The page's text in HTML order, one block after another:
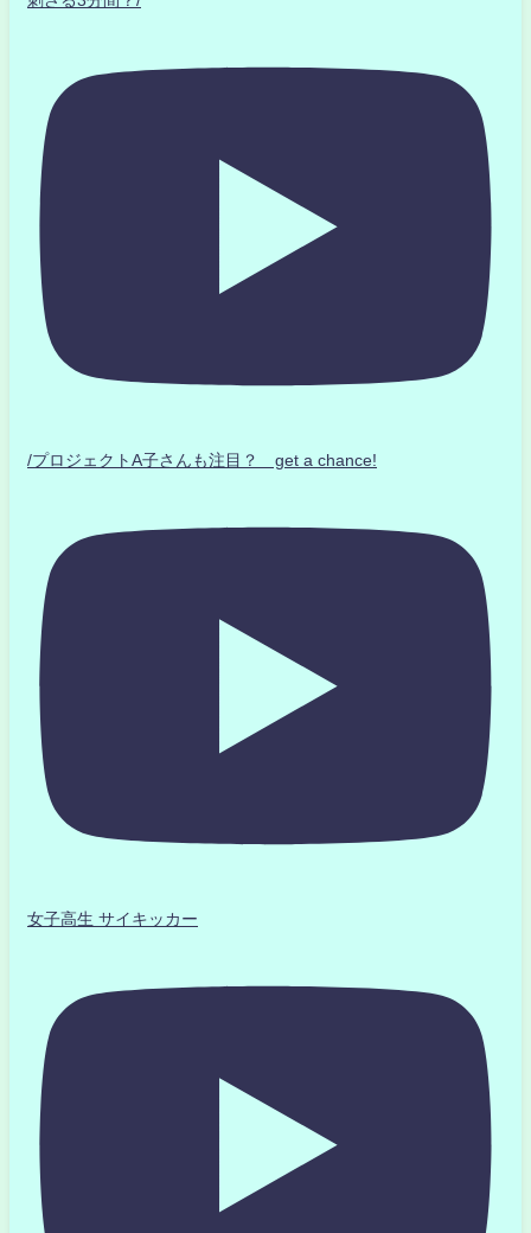
/プロジェクトA子さんも注目？ get a chance!
女子高生 サイキッカー